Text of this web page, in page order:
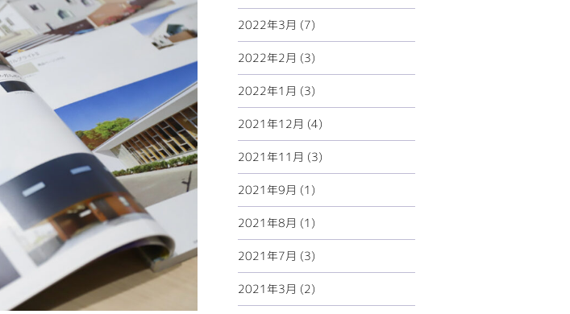
2022年3月 (7)
2022年2月 (3)
2022年1月 (3)
2021年12月 (4)
2021年11月 (3)
2021年9月 (1)
2021年8月 (1)
2021年7月 (3)
2021年3月 (2)